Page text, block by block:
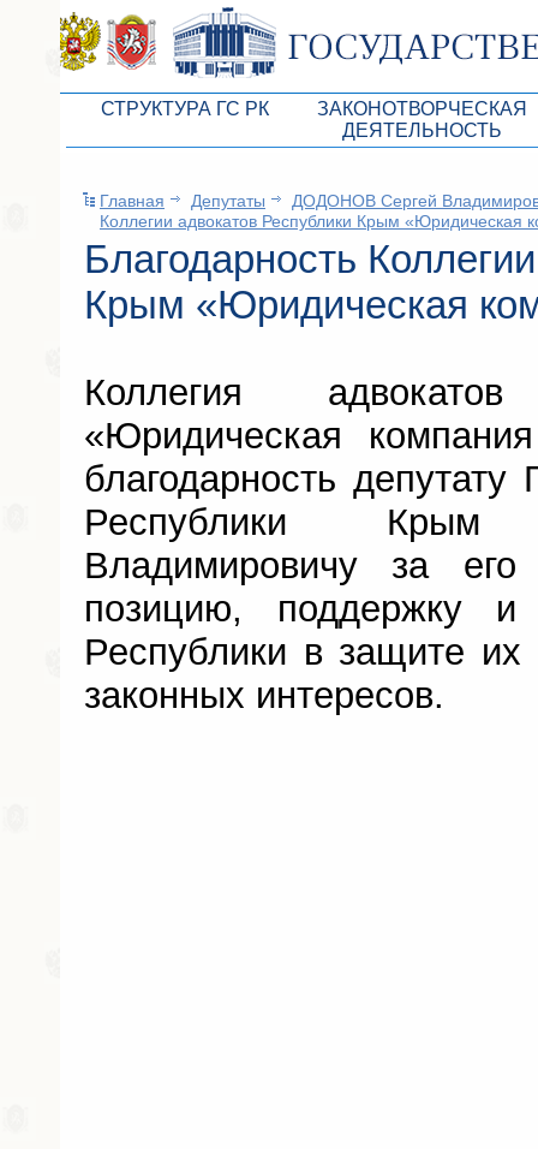
СТРУКТУРА ГС РК
Президиум ГС РК
Депутатский корпус
Комитеты ГС РК
Депутатские фракции ГС РК
Аппарат ГС РК
Советники Председателя ГС РК
Управление делами ГС РК
Поиск депутата по округу
ЗАКОНОТВОРЧЕСКАЯ
ДЕЯТЕЛЬНОСТЬ
Бюджет Республики
Законы
Независимая
Статистика
Главная Депутаты
ДОДОНОВ Сергей
Коллегии адвокатов Республики Крым «Юридическая
Благодарность
Крым «Юридическая
Коллегия
«Юридическая
благодарность депутату
Республики
Владимировичу за его
позицию, поддержку и
Республики в защите их
законных интересов.